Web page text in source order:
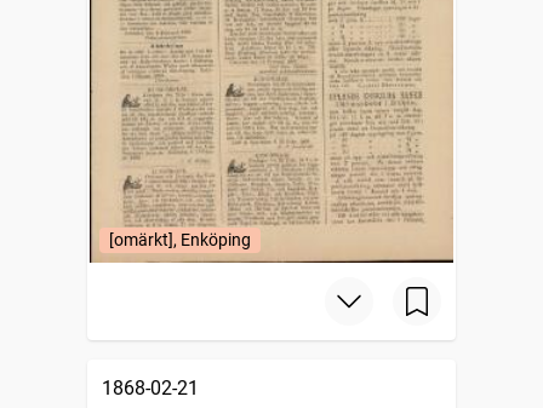
[omärkt], Enköping
1868-02-21